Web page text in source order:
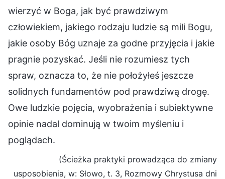
wierzyć w Boga, jak być prawdziwym
człowiekiem, jakiego rodzaju ludzie są mili Bogu,
jakie osoby Bóg uznaje za godne przyjęcia i jakie
pragnie pozyskać. Jeśli nie rozumiesz tych
spraw, oznacza to, że nie położyłeś jeszcze
solidnych fundamentów pod prawdziwą drogę.
Owe ludzkie pojęcia, wyobrażenia i subiektywne
opinie nadal dominują w twoim myśleniu i
poglądach.
(Ścieżka praktyki prowadząca do zmiany
usposobienia, w: Słowo, t. 3, Rozmowy Chrystusa dni